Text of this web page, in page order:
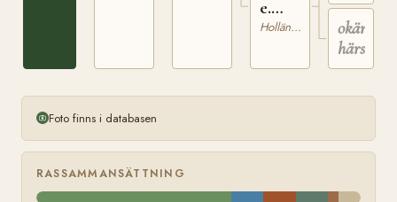
e.
JackHolländsk Körhäst
okänd
Foto finns i databasen
RASSAMMANSÄTTNING